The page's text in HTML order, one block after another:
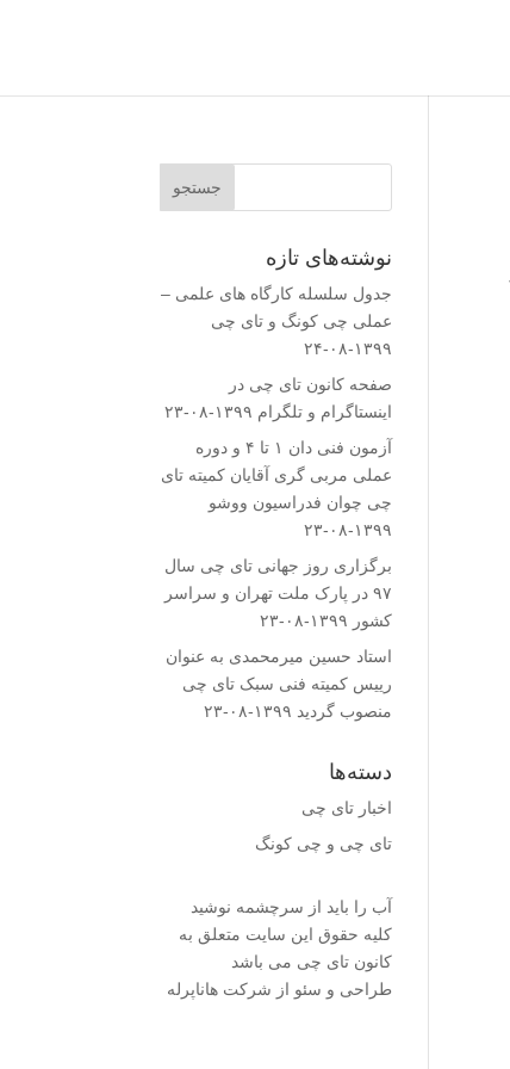
نوشته‌های تازه
جدول سلسله کارگاه های علمی –
عملی چی کونگ و تای چی
۱۳۹۹-۰۸-۲۴
صفحه کانون تای چی در
اینستاگرام و تلگرام ۱۳۹۹-۰۸-۲۳
آزمون فنی دان ۱ تا ۴ و دوره
عملی مربی گری آقایان کمیته تای
چی چوان فدراسیون ووشو
۱۳۹۹-۰۸-۲۳
برگزاری روز جهانی تای چی سال
۹۷ در پارک ملت تهران و سراسر
کشور ۱۳۹۹-۰۸-۲۳
استاد حسین میرمحمدى به عنوان
رییس کمیته فنى سبک تای چی
منصوب گردید ۱۳۹۹-۰۸-۲۳
دسته‌ها
اخبار تای چی
تای چی و چی کونگ
آب را باید از سرچشمه نوشید
کلیه حقوق این سایت متعلق به
کانون تای چی می باشد
طراحی و سئو از شرکت هاناپرله